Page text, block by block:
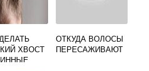
ХВОСТ
ОТКУДА ВОЛОСЫ
ПЕРЕСАЖИВАЮТ